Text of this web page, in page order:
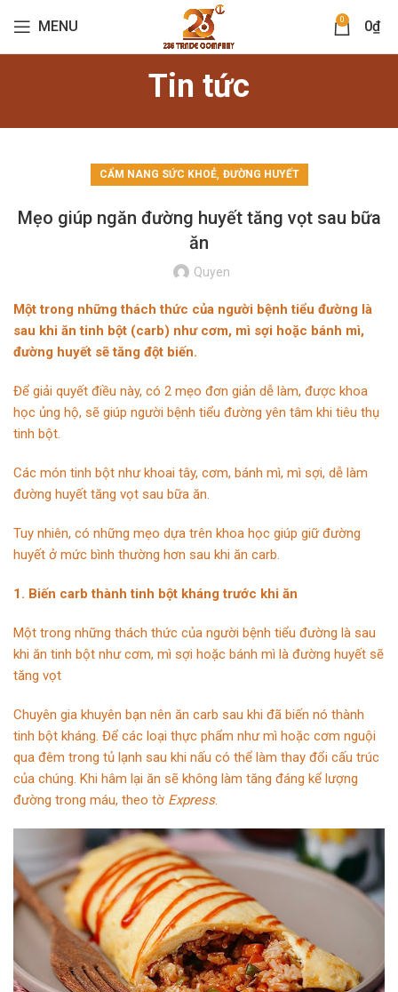
MENU 0 0₫
Tin tức
CẨM NANG SỨC KHOẺ, ĐƯỜNG HUYẾT
Mẹo giúp ngăn đường huyết tăng vọt sau bữa
ăn
Quyen
Một trong những thách thức của người bệnh tiểu đường là
sau khi ăn tinh bột (carb) như cơm, mì sợi hoặc bánh mì,
đường huyết sẽ tăng đột biến.
Để giải quyết điều này, có 2 mẹo đơn giản dễ làm, được khoa
học ủng hộ, sẽ giúp người bệnh tiểu đường yên tâm khi tiêu thụ
tinh bột.
Các món tinh bột như khoai tây, cơm, bánh mì, mì sợi, dễ làm
đường huyết tăng vọt sau bữa ăn.
Tuy nhiên, có những mẹo dựa trên khoa học giúp giữ đường
huyết ở mức bình thường hơn sau khi ăn carb.
1. Biến carb thành tinh bột kháng trước khi ăn
Một trong những thách thức của người bệnh tiểu đường là sau
khi ăn tinh bột như cơm, mì sợi hoặc bánh mì là đường huyết sẽ
tăng vọt
Chuyên gia khuyên bạn nên ăn carb sau khi đã biến nó thành
tinh bột kháng. Để các loại thực phẩm như mì hoặc cơm nguội
qua đêm trong tủ lạnh sau khi nấu có thể làm thay đổi cấu trúc
của chúng. Khi hâm lại ăn sẽ không làm tăng đáng kể lượng
đường trong máu, theo tờ Express.